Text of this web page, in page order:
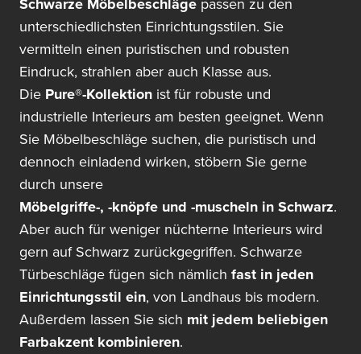
Schwarze Möbelbeschläge passen zu den
unterschiedlichsten Einrichtungsstilen. Sie
vermitteln einen puristischen und robusten
Eindruck, strahlen aber auch Klasse aus.
Die Pure®-Kollektion ist für robuste und
industrielle Interieurs am besten geeignet. Wenn
Sie Möbelbeschläge suchen, die puristisch und
dennoch einladend wirken, stöbern Sie gerne
durch unsere
Möbelgriffe-, -knöpfe und -muscheln in Schwarz.
Aber auch für weniger nüchterne Interieurs wird
gern auf Schwarz zurückgegriffen. Schwarze
Türbeschläge fügen sich nämlich fast in jeden
Einrichtungsstil ein, von Landhaus bis modern.
Außerdem lassen Sie sich mit jedem beliebigen
Farbakzent kombinieren.